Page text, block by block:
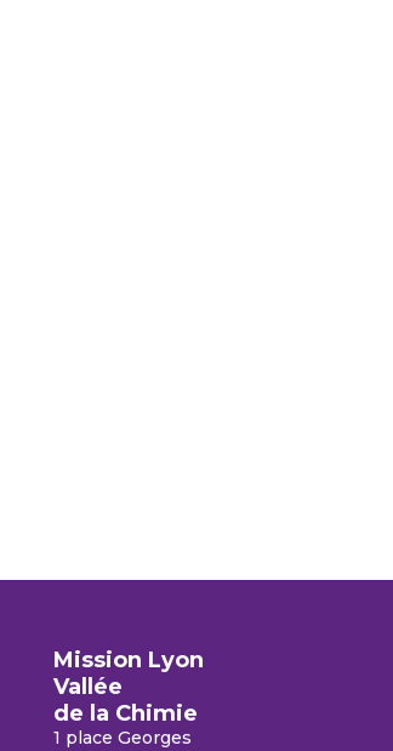
Mission Lyon
Vallée
de la Chimie
1 place Georges